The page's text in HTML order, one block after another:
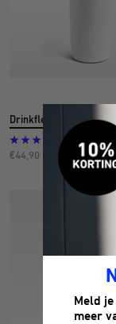
Drinkfles Titanium
(77)
Aanbiedingsprijs
€44,90
Meld
meer